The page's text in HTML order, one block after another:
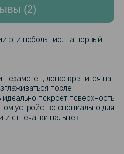
199 грн
(2)
эти небольшие, на первый
легко крепится на
после
покроет поверхность
устройстве специально для
отпечатки пальцев.